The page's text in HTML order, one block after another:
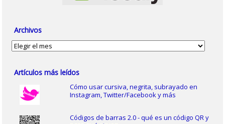
Archivos
Archivos
Artículos más leídos
Cómo usar cursiva, negrita, subrayado en
Instagram, Twitter/Facebook y más
Códigos de barras 2.0 - qué es un código QR y